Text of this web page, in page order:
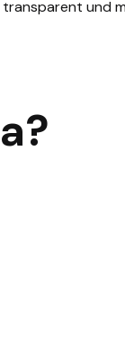
und